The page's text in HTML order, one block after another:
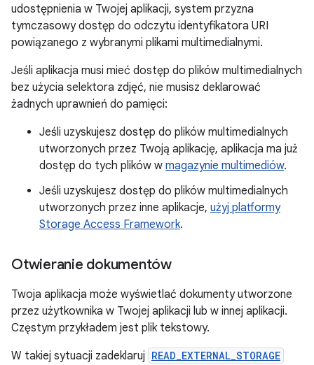
udostępnienia w Twojej aplikacji, system przyzna
tymczasowy dostęp do odczytu identyfikatora URI
powiązanego z wybranymi plikami multimedialnymi.
Jeśli aplikacja musi mieć dostęp do plików multimedialnych
bez użycia selektora zdjęć, nie musisz deklarować
żadnych uprawnień do pamięci:
Jeśli uzyskujesz dostęp do plików multimedialnych
utworzonych przez Twoją aplikację, aplikacja ma już
dostęp do tych plików w magazynie multimediów.
Jeśli uzyskujesz dostęp do plików multimedialnych
utworzonych przez inne aplikacje, użyj platformy
Storage Access Framework.
Otwieranie dokumentów
Twoja aplikacja może wyświetlać dokumenty utworzone
przez użytkownika w Twojej aplikacji lub w innej aplikacji.
Częstym przykładem jest plik tekstowy.
W takiej sytuacji zadeklaruj READ_EXTERNAL_STORAGE